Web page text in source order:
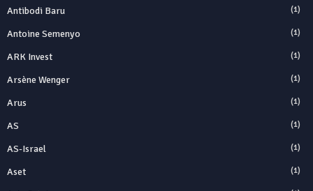
Antibodi Baru (1)
Antoine Semenyo (1)
ARK Invest (1)
Arsène Wenger (1)
Arus (1)
AS (1)
AS-Israel (1)
Aset (1)